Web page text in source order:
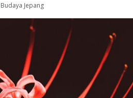
Budaya Jepang